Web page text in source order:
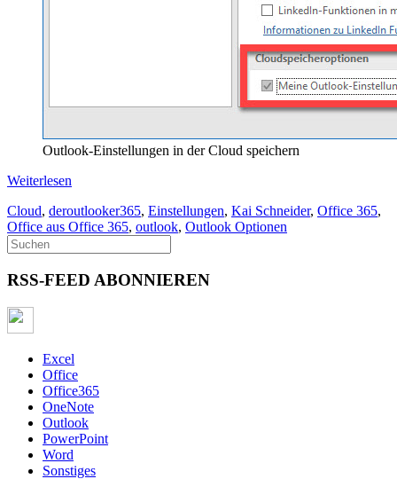
Outlook-Einstellungen in der Cloud speichern
Weiterlesen
Cloud, deroutlooker365, Einstellungen, Kai Schneider, Office 365,
Office aus Office 365, outlook, Outlook Optionen
RSS-FEED ABONNIEREN
Excel
Office
Office365
OneNote
Outlook
PowerPoint
Word
Sonstiges